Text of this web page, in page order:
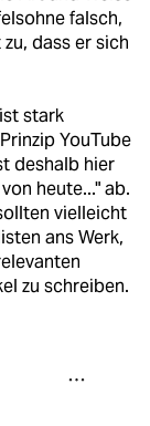
falsch,
dass er sich
stark
YouTube
deshalb hier
heute..." ab.
vielleicht
ans Werk,
zu schreiben.